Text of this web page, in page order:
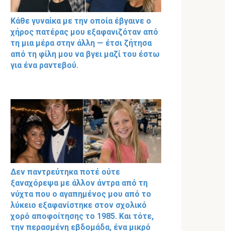
Κάθε γυναίκα με την οποία έβγαινε ο
χήρος πατέρας μου εξαφανιζόταν από
τη μια μέρα στην άλλη — έτσι ζήτησα
από τη φίλη μου να βγει μαζί του έστω
για ένα ραντεβού.
Δεν παντρεύτηκα ποτέ ούτε
ξαναχόρεψα με άλλον άντρα από τη
νύχτα που ο αγαπημένος μου από το
λύκειο εξαφανίστηκε στον σχολικό
χορό αποφοίτησης το 1985. Και τότε,
την περασμένη εβδομάδα, ένα μικρό